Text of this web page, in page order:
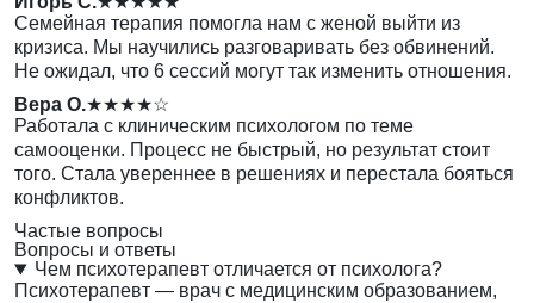
Семейная терапия помогла нам с женой выйти из
кризиса. Мы научились разговаривать без обвинений.
Не ожидал, что 6 сессий могут так изменить отношения.
Вера О.★★★★☆
Работала с клиническим психологом по теме
самооценки. Процесс не быстрый, но результат стоит
того. Стала увереннее в решениях и перестала бояться
конфликтов.
Частые вопросы
Вопросы и ответы
Чем психотерапевт отличается от психолога?
Психотерапевт — врач с медицинским образованием,